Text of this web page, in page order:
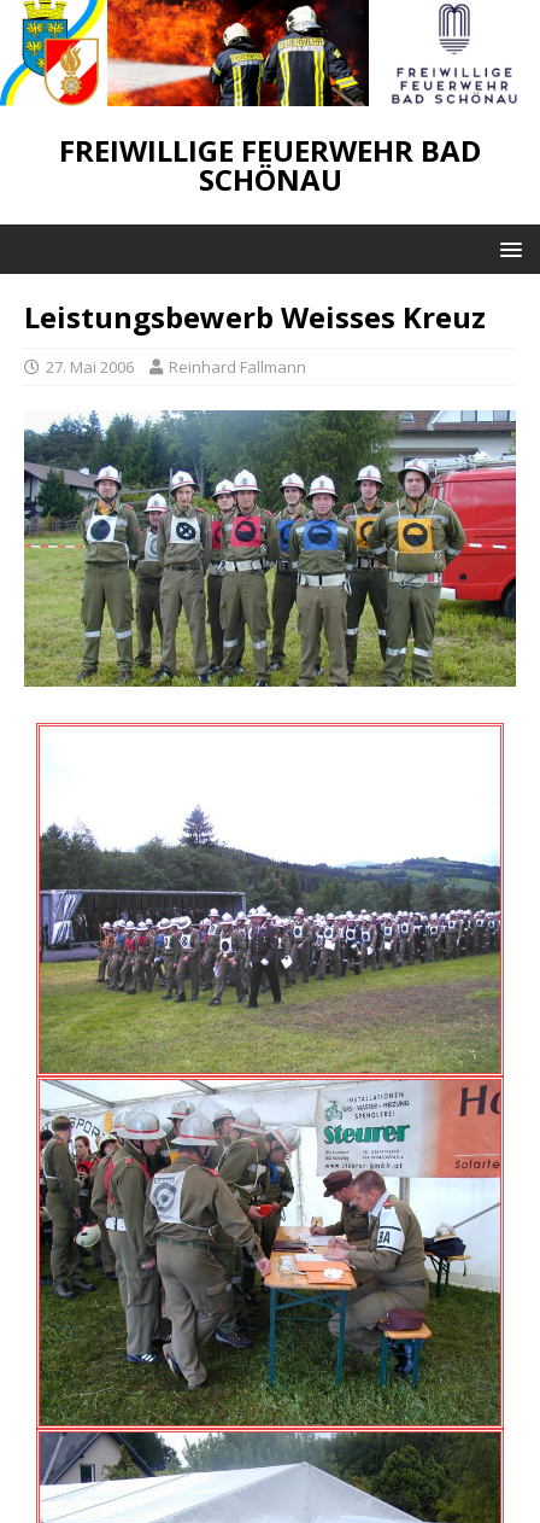
FREIWILLIGE FEUERWEHR BAD
SCHÖNAU
Leistungsbewerb Weisses Kreuz
27. Mai 2006 Reinhard Fallmann